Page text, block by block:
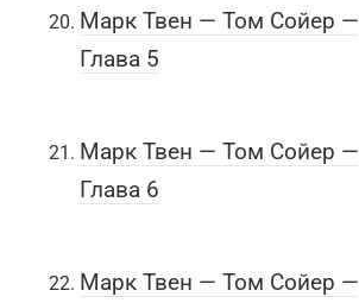
Марк Твен — Том Сойер —
Глава 5
Марк Твен — Том Сойер —
Глава 6
Марк Твен — Том Сойер —